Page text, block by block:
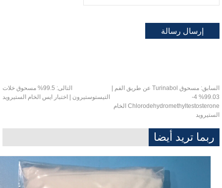
مسحوق Turinabol عن طريق الفم |
99.03% 4-
Chlorodehydromethyltestosterone الخام
التالى:
99.5% مسحوق خلات
التيستوستيرون | اختبار ايس الخام الستيرويد
ربما تريد أيضا